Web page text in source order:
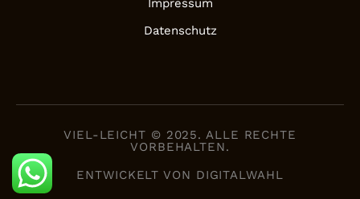
Impressum
Datenschutz
VIEL-LEICHT © 2025. ALLE RECHTE
VORBEHALTEN.
ENTWICKELT VON DIGITALWAHL